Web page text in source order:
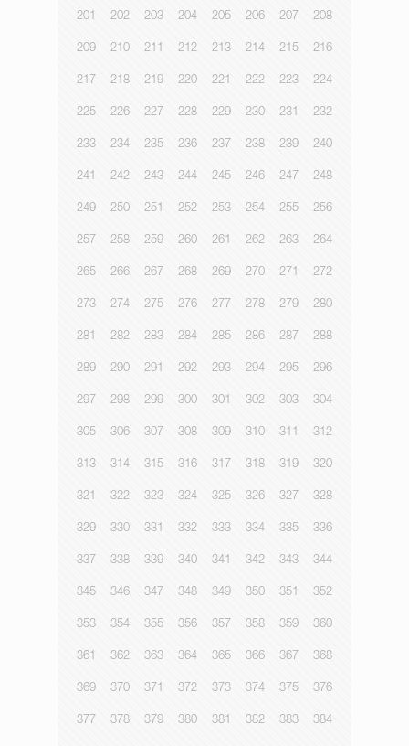
201 202 203 204 205 206 207 208
209 210 211 212 213 214 215 216
217 218 219 220 221 222 223 224
225 226 227 228 229 230 231 232
233 234 235 236 237 238 239 240
241 242 243 244 245 246 247 248
249 250 251 252 253 254 255 256
257 258 259 260 261 262 263 264
265 266 267 268 269 270 271 272
273 274 275 276 277 278 279 280
281 282 283 284 285 286 287 288
289 290 291 292 293 294 295 296
297 298 299 300 301 302 303 304
305 306 307 308 309 310 311 312
313 314 315 316 317 318 319 320
321 322 323 324 325 326 327 328
329 330 331 332 333 334 335 336
337 338 339 340 341 342 343 344
345 346 347 348 349 350 351 352
353 354 355 356 357 358 359 360
361 362 363 364 365 366 367 368
369 370 371 372 373 374 375 376
377 378 379 380 381 382 383 384